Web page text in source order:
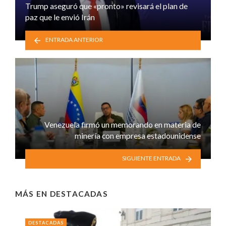
Trump aseguró que «pronto» revisará el plan de
paz que le envió Irán
ENTRADA ANTERIOR
Venezuela firmó un memorando en materia de
minería con empresa estadounidense
SIGUIENTE ENTRADA
MÁS EN DESTACADAS
DESTACADAS